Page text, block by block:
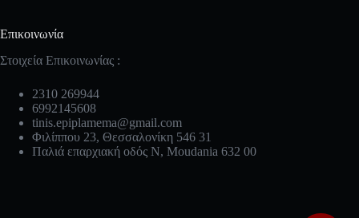
Επικοινωνία
Στοιχεία Επικοινωνίας :
2310 269944
6992145608
tinis.epiplamema@gmail.com
Φιλίππου 23, Θεσσαλονίκη 546 31
Παλιά επαρχιακή οδός Ν, Moudania 632 00